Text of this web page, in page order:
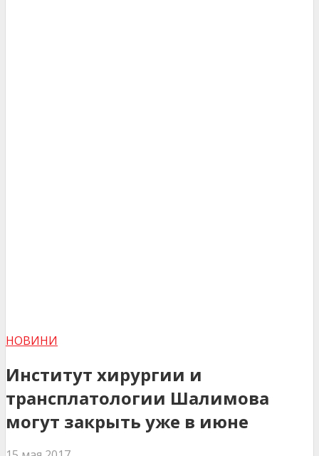
НОВИНИ
Институт хирургии и
трансплатологии Шалимова
могут закрыть уже в июне